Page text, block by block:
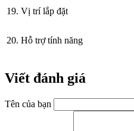
19. Vị trí lắp đặt
20. Hỗ trợ tính năng
Viết đánh giá
Tên của bạn